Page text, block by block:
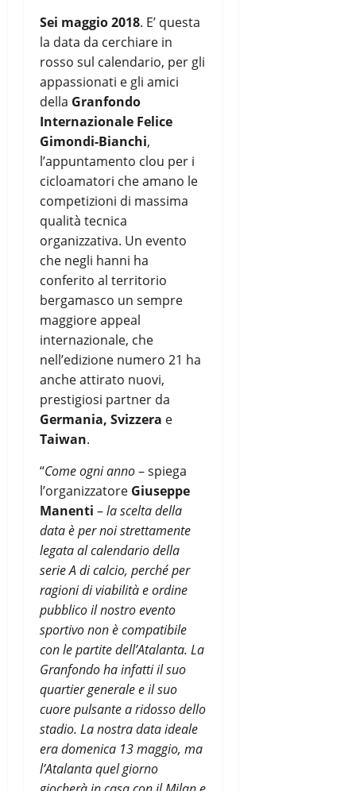
Sei maggio 2018. E’ questa
la data da cerchiare in
rosso sul calendario, per gli
appassionati e gli amici
della Granfondo
Internazionale Felice
Gimondi-Bianchi,
l’appuntamento clou per i
cicloamatori che amano le
competizioni di massima
qualità tecnica
organizzativa. Un evento
che negli hanni ha
conferito al territorio
bergamasco un sempre
maggiore appeal
internazionale, che
nell’edizione numero 21 ha
anche attirato nuovi,
prestigiosi partner da
Germania, Svizzera e
Taiwan.
“Come ogni anno– spiega
l’organizzatore Giuseppe
Manenti –la scelta della
data è per noi strettamente
legata al calendario della
serie A di calcio, perché per
ragioni di viabilità e ordine
pubblico il nostro evento
sportivo non è compatibile
con le partite dell’Atalanta. La
Granfondo ha infatti il suo
quartier generale e il suo
cuore pulsante a ridosso dello
stadio. La nostra data ideale
era domenica 13 maggio, ma
l’Atalanta quel giorno